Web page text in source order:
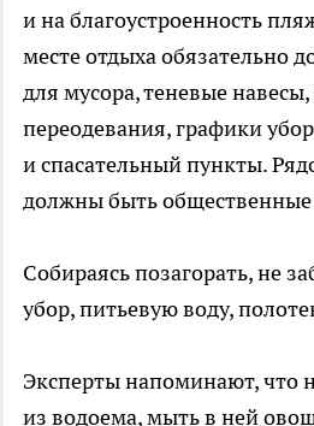
и на благоустроенность
месте отдыха обязательно
для мусора, теневые
переодевания, графики
и спасательный пункты.
должны быть общественные
Собираясь позагорать, не
убор, питьевую воду,
Эксперты напоминают, что
из водоема, мыть в ней